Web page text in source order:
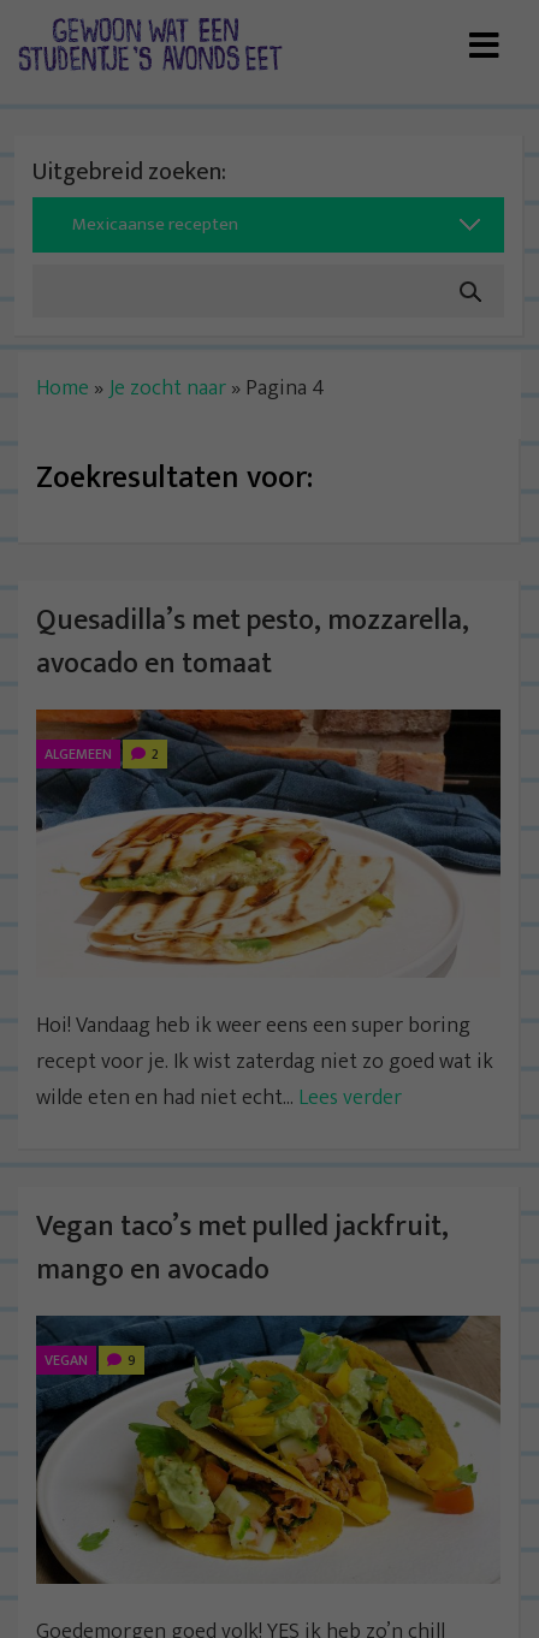
Uitgebreid zoeken:
Search
for:
Home »Je zocht naar» Pagina 4
Zoekresultaten voor:
Quesadilla’s met pesto, mozzarella,
avocado en tomaat
ALGEMEEN 2
Hoi! Vandaag heb ik weer eens een super boring
recept voor je. Ik wist zaterdag niet zo goed wat ik
wilde eten en had niet echt... Lees verder
Vegan taco’s met pulled jackfruit,
mango en avocado
VEGAN 9